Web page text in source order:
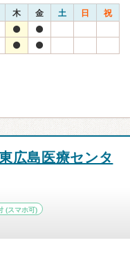
木 金 土 日 祝
広島医療センタ
(スマホ可)